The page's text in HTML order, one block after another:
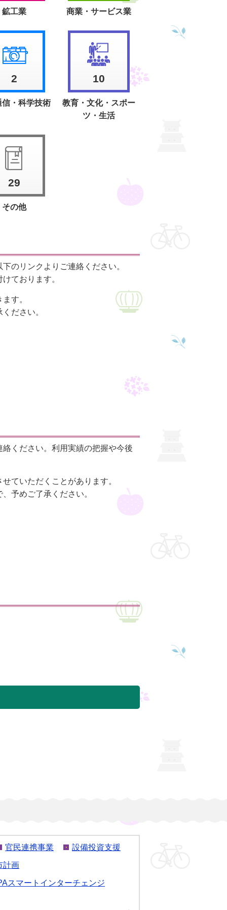
鉱工業 商業・サービス業
2
・科学技術
10
教育・文化・スポー
ツ・生活
29
その他
のリンクよりご連絡ください。
ております。
す。
ださい。
ください。利用実績の把握や今後
ていただくことがあります。
予めご了承ください。
官民連携事業 設備投資支援
計画
スマートインターチェンジ